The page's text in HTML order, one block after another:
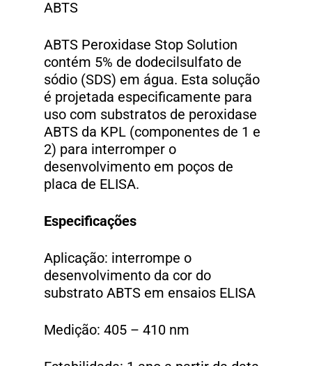
ABTS
ABTS Peroxidase Stop Solution
contém 5% de dodecilsulfato de
sódio (SDS) em água. Esta solução
é projetada especificamente para
uso com substratos de peroxidase
ABTS da KPL (componentes de 1 e
2) para interromper o
desenvolvimento em poços de
placa de ELISA.
Especificações
Aplicação: interrompe o
desenvolvimento da cor do
substrato ABTS em ensaios ELISA
Medição: 405 – 410 nm